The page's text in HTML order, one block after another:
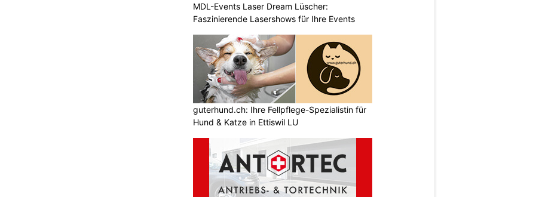
MDL-Events Laser Dream Lüscher:
Faszinierende Lasershows für Ihre Events
guterhund.ch: Ihre Fellpflege-Spezialistin für
Hund & Katze in Ettiswil LU